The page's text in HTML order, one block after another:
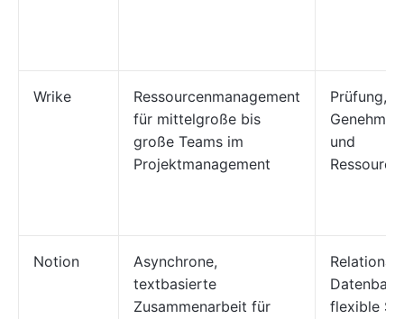
Wrike
Ressourcenmanagement
für mittelgroße bis
große Teams im
Projektmanagement
Prüfung,
und
Notion
Asynchrone,
textbasierte
Zusammenarbeit für
Relationale
flexible